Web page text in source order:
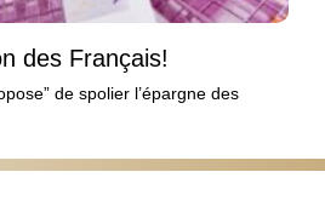
des Français!
de spolier l’épargne des